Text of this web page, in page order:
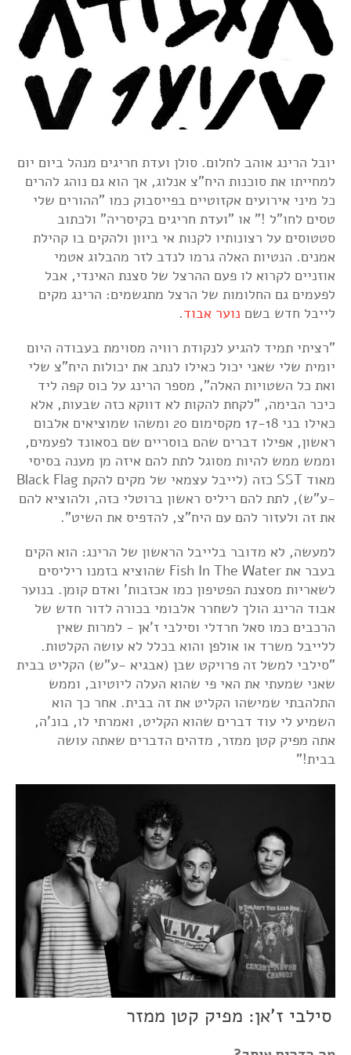
יובל הרינג אוהב לחלום. סולן ועדת חריגים מנהל ביום יום
למחייתו את סוכנות היח"צ אנלוג, אך הוא גם נוהג להרים
כל מיני אירועים אקזוטיים בפייסבוק כמו "ההורים שלי
טסים לחו"ל !" או "ועדת חריגים בקיסריה" ולכתוב
סטטוסים על רצונותיו לקנות אי ביוון ולהקים בו קהילת
אמנים. הנטיות האלה גרמו לנדב לזר מהבלוג אטמי
אוזניים לקרוא לו פעם ההרצל של סצנת האינדי, אבל
לפעמים גם החלומות של הרצל מתגשמים: הרינג מקים
לייבל חדש בשם נוער אבוד.
"רציתי תמיד להגיע לנקודת רוויה מסוימת בעבודה היום
יומית שלי שאני יכול כאילו לנתב את יכולות היח"צ שלי
ואת כל השטויות האלה", מספר הרינג על כוס קפה ליד
כיכר הבימה, "לקחת להקות לא דווקא כזה שבעות, אלא
כאילו בני 17-18 מקסימום 20 ומשהו שמוציאים אלבום
ראשון, אפילו דברים שהם בוסריים שם בסאונד לפעמים,
וממש ממש להיות מסוגל לתת להם איזה מן מענה בסיסי
מאוד SST כזה (לייבל עצמאי של מקים להקת Black Flag
-ע"ש), לתת להם ריליס ראשון ברוטלי כזה, ולהוציא להם
את זה ולעזור להם עם היח"צ, להדפיס את השיט".
למעשה, לא מדובר בלייבל הראשון של הרינג: הוא הקים
בעבר את Fish In The Water שהוציא בזמנו ריליסים
לשאריות מסצנת הפטיפון כמו אכזבות' ואדם קומן. בנוער
אבוד הרינג הולך לשחרר אלבומי בכורה לדור חדש של
הרכבים כמו סאל חרדלי וסילבי ז'אן - למרות שאין
ללייבל משרד או אולפן והוא בכלל לא עושה הקלטות.
"סילבי למשל זה פרויקט שבן (אבגיא -ע"ש) הקליט בבית
שאני שמעתי את האי פי שהוא העלה ליוטיוב, וממש
התלהבתי שמישהו הקליט את זה בבית. אחר כך הוא
השמיע לי עוד דברים שהוא הקליט, ואמרתי לו, בונ'ה,
אתה מפיק קטן ממזר, מדהים הדברים שאתה עושה
בבית!"
סילבי ז'אן: מפיק קטן ממזר